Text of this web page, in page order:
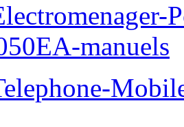
manuels